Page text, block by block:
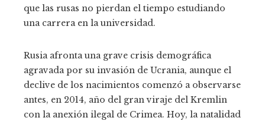
que las rusas no pierdan el tiempo estudiando
una carrera en la universidad.
Rusia afronta una grave crisis demográfica
agravada por su invasión de Ucrania, aunque el
declive de los nacimientos comenzó a observarse
antes, en 2014, año del gran viraje del Kremlin
con la anexión ilegal de Crimea. Hoy, la natalidad